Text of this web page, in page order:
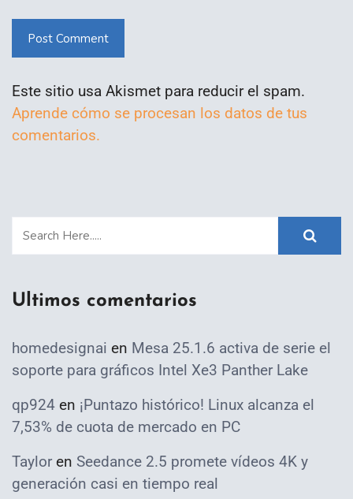
Post Comment
Este sitio usa Akismet para reducir el spam.
Aprende cómo se procesan los datos de tus
comentarios.
Ultimos comentarios
homedesignai en Mesa 25.1.6 activa de serie el
soporte para gráficos Intel Xe3 Panther Lake
qp924 en ¡Puntazo histórico! Linux alcanza el
7,53% de cuota de mercado en PC
Taylor en Seedance 2.5 promete vídeos 4K y
generación casi en tiempo real